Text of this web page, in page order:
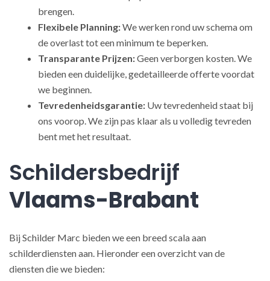
brengen.
Flexibele Planning:We werken rond uw schema om
de overlast tot een minimum te beperken.
Transparante Prijzen:Geen verborgen kosten. We
bieden een duidelijke, gedetailleerde offerte voordat
we beginnen.
Tevredenheidsgarantie: Uw tevredenheid staat bij
ons voorop. We zijn pas klaar als u volledig tevreden
bent met het resultaat.
Schildersbedrijf
Vlaams-Brabant
Bij Schilder Marc bieden we een breed scala aan
schilderdiensten aan. Hieronder een overzicht van de
diensten die we bieden: